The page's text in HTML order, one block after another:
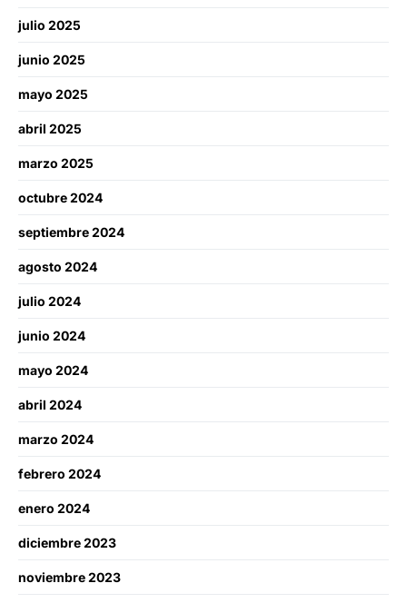
julio 2025
junio 2025
mayo 2025
abril 2025
marzo 2025
octubre 2024
septiembre 2024
agosto 2024
julio 2024
junio 2024
mayo 2024
abril 2024
marzo 2024
febrero 2024
enero 2024
diciembre 2023
noviembre 2023